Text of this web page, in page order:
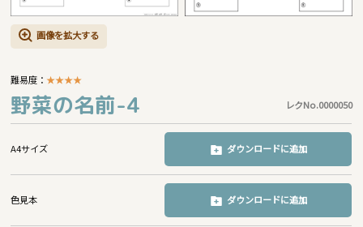
画像を拡大する
難易度：★★★★
野菜の名前-4 レクNo.0000050
A4サイズ ダウンロードに追加
色見本 ダウンロードに追加